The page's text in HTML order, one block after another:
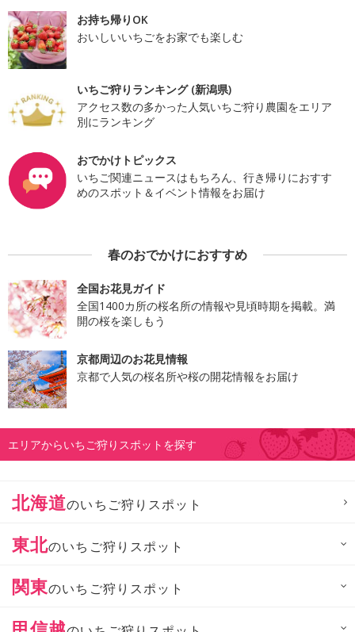
お持ち帰りOK
おいしいいちごをお家でも楽しむ
いちご狩りランキング (新潟県)
アクセス数の多かった人気いちご狩り農園をエリア
別にランキング
おでかけトピックス
いちご関連ニュースはもちろん、行き帰りにおすす
めのスポット＆イベント情報をお届け
春のおでかけにおすすめ
全国お花見ガイド
全国1400カ所の桜名所の情報や見頃時期を掲載。満
開の桜を楽しもう
京都周辺のお花見情報
京都で人気の桜名所や桜の開花情報をお届け
エリアからいちご狩りスポットを探す
北海道のいちご狩りスポット
東北のいちご狩りスポット
関東のいちご狩りスポット